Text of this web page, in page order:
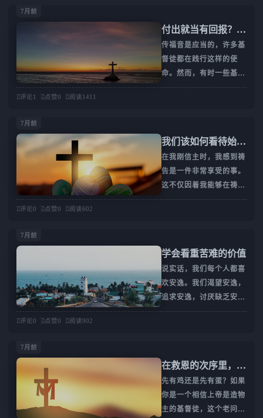
为生命里最珍贵的淬炼。1、无人懂时，
祂说“我懂”曾几何时，我也
望有这一天。”其中一位
农夫回答。 “那如果你有
十万元，能献给上帝一半
吗?” “当然啦，哪怕再多
些我也乐意。” “如果你
而出说：“这不公平，你
知道我正好有两头猪!”
农夫面对未曾拥有的农场
与钱财，满口应承奉献半
数；可当话题触及自己实
“主啊，你让我病好了，
我就参加诗班。”“主啊，
你让我今年挣几百万，我
就奉
7月前
付出就当有回报？基
督徒应当撇弃“交换”
的信仰
传福音是应当的，许多基
督徒都在践行这样的使
命。然而，有时一些基督
徒或由于对福音内容把握
如：“你若信耶稣，病就
会得医治”；“你若信耶
稣，上帝就会使你得到平
安”；“你若信耶稣，将来
不仅可以上天堂，现在也
福音时被提起。那么，上
帝能不能成就这些许诺
呢？莫说以上寥寥几项，
即便是“一生平安顺利、
心想事成”这样的应许，
徒在如此许诺时，常常忽
略了一个关键问题：给或
不给的决定权在于谁？在
于传福音的人吗？在于听
评论1 点赞0 阅读1411
7月前
我们该如何看待始终
未被上帝应允的祷告
在我刚信主时，我感到祷
告是一件非常享受的事。
这不仅因着我能够在祷告
中与主亲近，更因为那段
每当我将重担卸在主前，
那份从天而来的平安总会
充满我心。一次团契中，
有位弟兄问我：“经常听
到你分享在祷告中与主亲
重祷告，而是在每日的读
经和听道中，渐渐领悟祷
告的真谛，特别是耶稣基
督再三叮嘱我们“要常常
评论0 点赞0 阅读602
7月前
学会看重苦难的价值
说实话，我们每个人都喜
欢安逸。我们渴望安逸，
追求安逸，讨厌缺乏安
逸。我们的安逸感从哪里
御风寒的冬衣；一双完全
合脚、舒适的鞋子；不被
打扰的工作任务；没有冲
突的人际关系；无车无堵
评论0 点赞0 阅读902
7月前
在救恩的次序里，信
心在先还是重生在
先？
先有鸡还是先有蛋？如果
你是一个相信上帝是造物
主的基督徒，这个老问题